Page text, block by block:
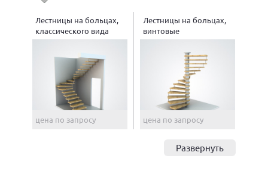
Лестницы на больцах,
классического вида
цена по запросу
Лестницы на больцах,
винтовые
цена по запросу
Развернуть